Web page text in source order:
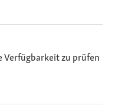
Verfügbarkeit zu prüfen